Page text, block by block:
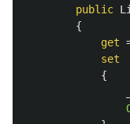
public
{
get
set
{